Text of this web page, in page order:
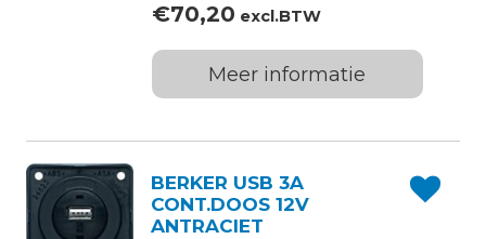
€70,20 excl.BTW
Meer informatie
BERKER USB 3A
CONT.DOOS 12V
ANTRACIET